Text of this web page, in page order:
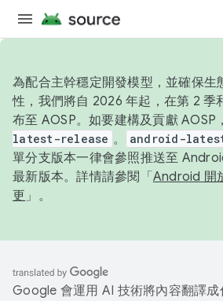
為配合主幹穩定開發模型，並確保生
性，我們將自 2026 年起，在第 2 季
布至 AOSP。如要建構及貢獻 AOSP
latest-release 。 android-
單分支版本一律會參照推送至
最新版本。詳情請參閱「 Android 開
更 」。
Google 會運用 AI 技術將內容翻譯